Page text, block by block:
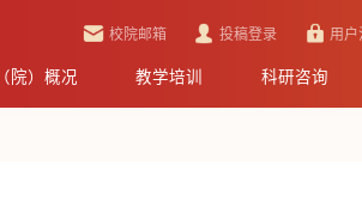
校院邮箱 投稿登录 用户
院）概况 教学培训 科研咨询